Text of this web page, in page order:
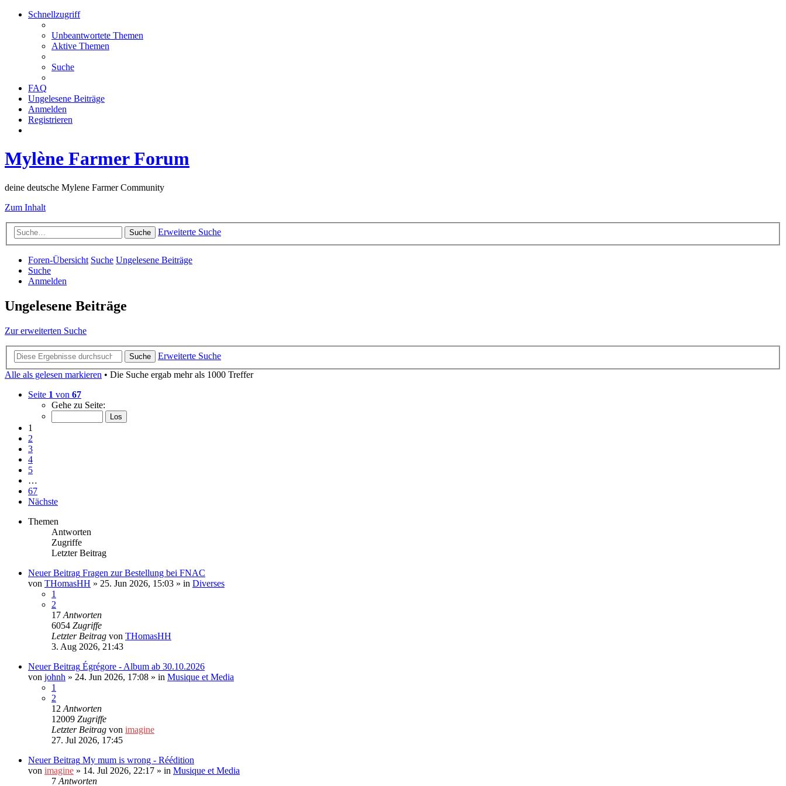
Schnellzugriff
Unbeantwortete Themen
Aktive Themen
Suche
FAQ
Ungelesene Beiträge
Anmelden
Registrieren
Mylène Farmer Forum
deine deutsche Mylene Farmer Community
Zum Inhalt
Suche Erweiterte Suche
Foren-Übersicht Suche Ungelesene Beiträge
Suche
Anmelden
Ungelesene Beiträge
Zur erweiterten Suche
Suche
Erweiterte Suche
Alle als gelesen markieren • Die Suche ergab mehr als 1000 Treffer
Seite 1 von 67
Gehe zu Seite:
1
2
3
4
5
…
67
Nächste
Themen
Antworten
Zugriffe
Letzter Beitrag
Neuer Beitrag Fragen zur Bestellung bei FNAC
von THomasHH » 25. Jun 2026, 15:03 » in Diverses
1
2
17 Antworten
6054 Zugriffe
Letzter Beitrag von THomasHH
3. Aug 2026, 21:43
Neuer Beitrag Égrégore - Album ab 30.10.2026
von johnh » 24. Jun 2026, 17:08 » in Musique et Media
1
2
12 Antworten
12009 Zugriffe
Letzter Beitrag von imagine
27. Jul 2026, 17:45
Neuer Beitrag My mum is wrong - Réédition
von imagine » 14. Jul 2026, 22:17 » in Musique et Media
7 Antworten